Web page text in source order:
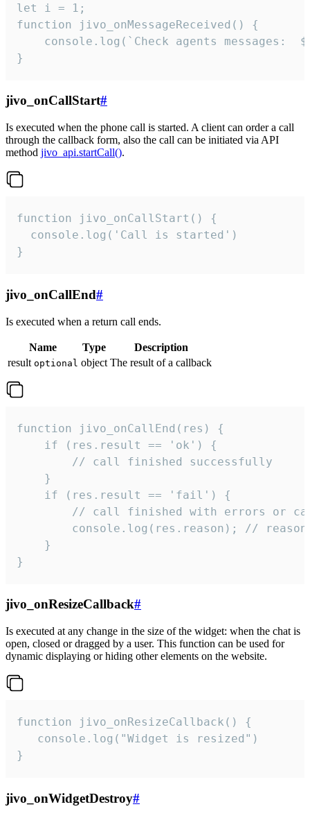
let i = 1;
function jivo_onMessageReceived() {
}
jivo_onCallStart#
Is executed when the phone call is started. A client can order a call
through the callback form, also the call can be initiated via API
method jivo_api.startCall().
function jivo_onCallStart() {
  console.log('Call is started')
}
jivo_onCallEnd#
Is executed when a return call ends.
Name Type
Description
result optional object The result of a callback
function jivo_onCallEnd(res) {
    if (res.result == 'ok') {
        // call finished successfully
    }
    if (res.result == 'fail') {
// call finished with errors or
console.log(res.reason); //
    }
}
jivo_onResizeCallback#
Is executed at any change in the size of the widget: when the chat is
open, closed or dragged by a user. This function can be used for
dynamic displaying or hiding other elements on the website.
function jivo_onResizeCallback() {
   console.log("Widget is resized")
}
jivo_onWidgetDestroy#